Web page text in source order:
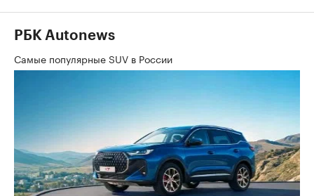
РБК Autonews
Самые популярные SUV в России